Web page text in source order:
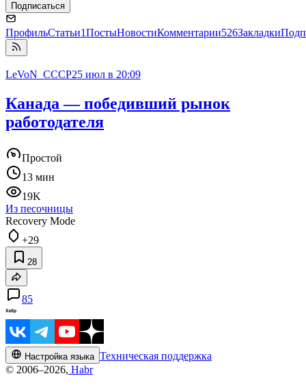
Подписаться
ПрофильСтатьи1ПостыНовостиКомментарии526Закладки
LeVoN_CCCP25 июл в 20:09
Канада — победивший рынок
работодателя
Простой
13 мин
19K
Из песочницы
Recovery Mode
+29
28
85
Настройка языка Техническая поддержка
© 2006–2026, Habr